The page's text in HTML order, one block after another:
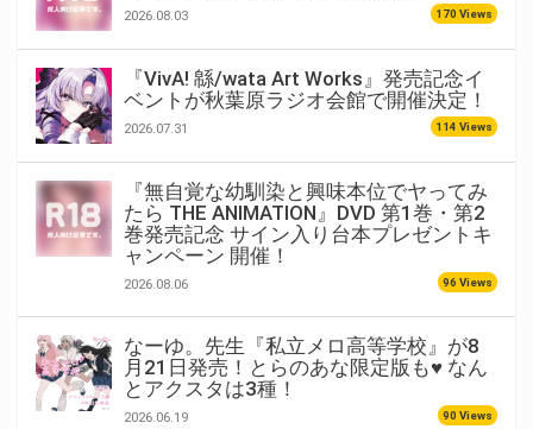
2026.08.03 170 Views
『VivA! 緜/wata Art Works』発売記念イ
ベントが秋葉原ラジオ会館で開催決定！
2026.07.31 114 Views
『無自覚な幼馴染と興味本位でヤってみ
たら THE ANIMATION』DVD 第1巻・第2
巻発売記念 サイン入り台本プレゼントキ
ャンペーン 開催！
2026.08.06 96 Views
なーゆ。先生『私立メロ高等学校』が8
月21日発売！とらのあな限定版も♥ なん
とアクスタは3種！
2026.06.19 90 Views